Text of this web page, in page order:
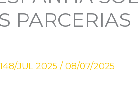
JUL 2025 /08/07/2025